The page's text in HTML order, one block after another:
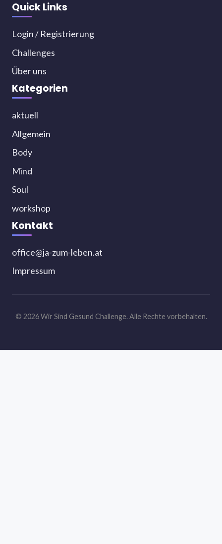
Quick Links
Login / Registrierung
Challenges
Über uns
Kategorien
aktuell
Allgemein
Body
Mind
Soul
workshop
Kontakt
office@ja-zum-leben.at
Impressum
© 2026 Wir Sind Gesund Challenge. Alle Rechte vorbehalten.